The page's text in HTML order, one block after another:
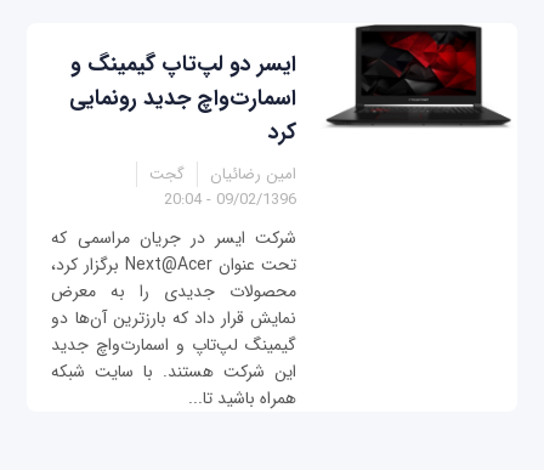
ایسر دو لپ‌تاپ گیمینگ و
اسمارت‌واچ جدید رونمایی
کرد
امین رضائیان
گجت
09/02/1396 - 20:04
شرکت ایسر در جریان مراسمی که
تحت عنوان Next@Acer برگزار کرد،
محصولات جدیدی را به معرض
نمایش قرار داد که بارز‌ترین آن‌ها دو
گیمینگ لپ‌تاپ و اسمارت‌واچ جدید
این شرکت هستند. با سایت شبکه
همراه باشید تا...